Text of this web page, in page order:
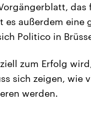
außerdem eine
Politico in
zum Erfolg
sich zeigen, wie
werden.